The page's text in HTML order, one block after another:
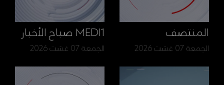
المنتصف
الجمعة 07 غشت 2026
MEDI1 صباح الأخبار
الجمعة 07 غشت 2026